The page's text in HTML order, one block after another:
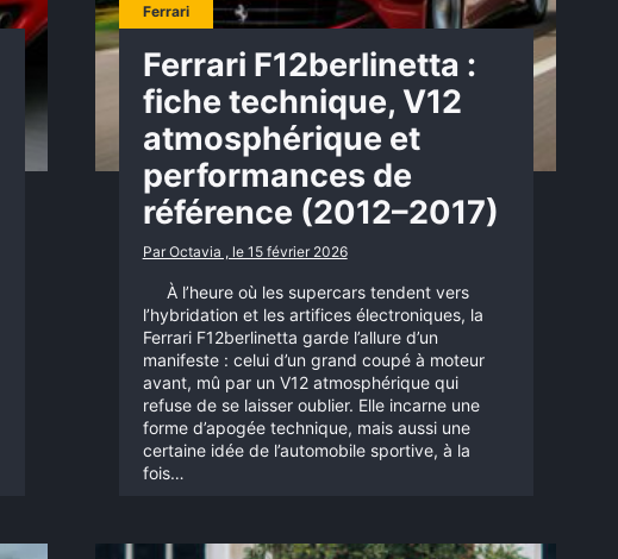
Ferrari
Ferrari F12berlinetta :
fiche technique, V12
atmosphérique et
performances de
référence (2012–2017)
Par Octavia , le 15 février 2026
À l’heure où les supercars tendent vers
l’hybridation et les artifices électroniques, la
Ferrari F12berlinetta garde l’allure d’un
manifeste : celui d’un grand coupé à moteur
avant, mû par un V12 atmosphérique qui
refuse de se laisser oublier. Elle incarne une
forme d’apogée technique, mais aussi une
certaine idée de l’automobile sportive, à la
fois…